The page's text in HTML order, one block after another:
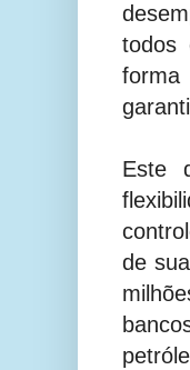
todos
forma
Este
de